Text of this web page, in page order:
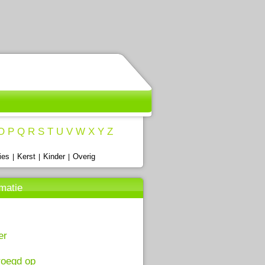
P Q R S T U V W X Y Z
Kerst Kinder| Overig
op